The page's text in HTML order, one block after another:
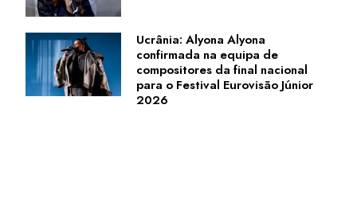
Ucrânia: Alyona Alyona
confirmada na equipa de
compositores da final nacional
para o Festival Eurovisão Júnior
2026